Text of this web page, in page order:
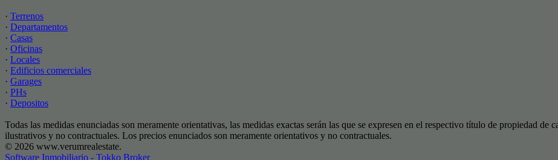
· Terrenos
· Departamentos
· Casas
· Oficinas
· Locales
· Edificios comerciales
· Garages
· PHs
· Depositos
Todas las medidas enunciadas son meramente orientativas, las medidas exactas serán las que se expresen en el respectivo título de propiedad
ilustrativos y no contractuales. Los precios enunciados son meramente orientativos y no contractuales.
© 2026 www.verumrealestate.
Software Inmobiliario - Tokko Broker